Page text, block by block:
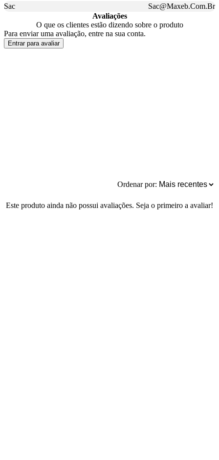
Sac
Sac@Maxeb.Com.Br
Avaliações
O que os clientes estão dizendo sobre o produto
Para enviar uma avaliação, entre na sua conta.
Entrar para avaliar
Ordenar por:
Este produto ainda não possui avaliações. Seja o primeiro a avaliar!